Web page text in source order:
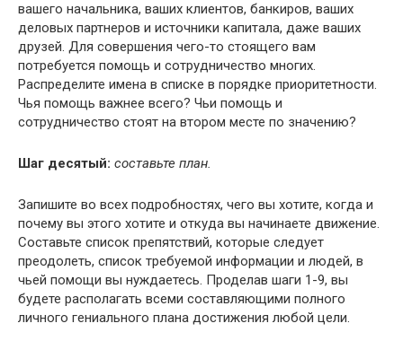
вашего начальника, ваших клиентов, банкиров, ваших
деловых партнеров и источники капитала, даже ваших
друзей. Для совершения чего-то стоящего вам
потребуется помощь и сотрудничество многих.
Распределите имена в списке в порядке приоритетности.
Чья помощь важнее всего? Чьи помощь и
сотрудничество стоят на втором месте по значению?
Шаг десятый: составьте план.
Запишите во всех подробностях, чего вы хотите, когда и
почему вы этого хотите и откуда вы начинаете движение.
Составьте список препятствий, которые следует
преодолеть, список требуемой информации и людей, в
чьей помощи вы нуждаетесь. Проделав шаги 1-9, вы
будете располагать всеми составляющими полного
личного гениального плана достижения любой цели.